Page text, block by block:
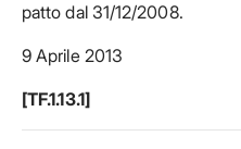
patto dal 31/12/2008.
9 Aprile 2013
[TF.1.13.1]